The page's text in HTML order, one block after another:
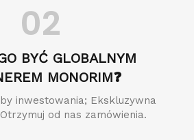
02
BYĆ GLOBALNYM
MONORIM❓
inwestowania; Ekskluzywna
od nas zamówienia.